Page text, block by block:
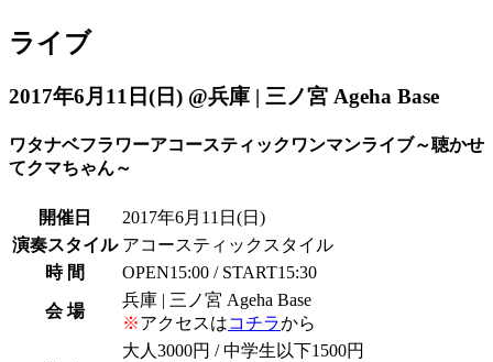
ライブ
2017年6月11日(日) @兵庫 | 三ノ宮 Ageha Base
ワタナベフラワーアコースティックワンマンライブ～聴かせ
てクマちゃん～
開催日 2017年6月11日 (日)
演奏スタイル アコースティックスタイル
時 間
OPEN15:00 / START15:30
会 場
兵庫 | 三ノ宮 Ageha Base
※アクセスはコチラから
大人3000円 / 中学生以下1500円